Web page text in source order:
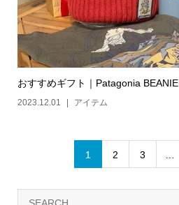
おすすめギフト｜Patagonia BEANIE
2023.12.01 アイテム
1 2 3